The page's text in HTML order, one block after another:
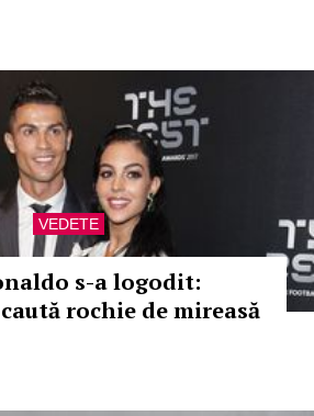
VEDETE
s-a logodit:
rochie de mireasă